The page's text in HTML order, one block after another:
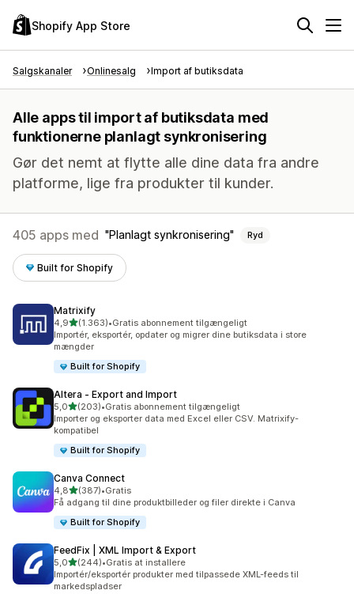
Shopify App Store
Salgskanaler Onlinesalg Import af butiksdata
Alle apps til import af butiksdata med
funktionerne planlagt synkronisering
Gør det nemt at flytte alle dine data fra andre
platforme, lige fra produkter til kunder.
405 apps med Planlagt synkronisering Ryd
Built for Shopify
Matrixify
4,9ud af 5 stjerner
(1.363)
1363 anmeldelser i alt
•Gratis abonnement tilgængeligt
Importér, eksportér, opdater og migrer dine butiksdata i store
mængder
Built for Shopify
Altera ‑ Export and Import
5,0ud af 5 stjerner
(203)
203 anmeldelser i alt
•Gratis abonnement tilgængeligt
Importer og eksporter data med Excel eller CSV. Matrixify-
kompatibel
Built for Shopify
Canva Connect
4,8ud af 5 stjerner
(387)
387 anmeldelser i alt
•Gratis
Få adgang til dine produktbilleder og filer direkte i Canva
Built for Shopify
FeedFix | XML Import & Export
5,0ud af 5 stjerner
(244)
244 anmeldelser i alt
•Gratis at installere
Importér/eksportér produkter med tilpassede XML-feeds til
markedspladser